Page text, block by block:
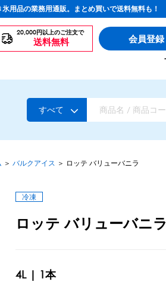
用品の業務用通販。まとめ買いで送料無料も！
20,000円以上のご注文で
送料無料 会員登録
すべて
＞ バルクアイス ＞ ロッテ バリューバニラ
冷凍
ロッテ バリューバニラ
4L | 1本